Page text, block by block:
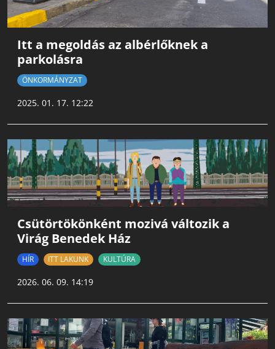
Itt a megoldás az albérlőknek a
parkolásra
ÖNKORMÁNYZAT
2025. 01. 17. 12:22
Csütörtökönként mozivá változik a
Virág Benedek Ház
HÍR ITT LAKUNK KULTÚRA
2026. 06. 09. 14:19